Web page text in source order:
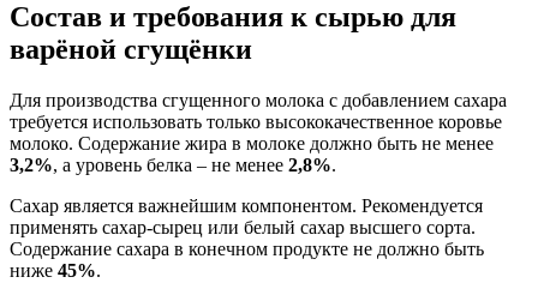
Состав и требования к сырью для
варёной сгущёнки
Для производства сгущенного молока с добавлением сахара
требуется использовать только высококачественное коровье
молоко. Содержание жира в молоке должно быть не менее
3,2%, а уровень белка – не менее 2,8%.
Сахар является важнейшим компонентом. Рекомендуется
применять сахар-сырец или белый сахар высшего сорта.
Содержание сахара в конечном продукте не должно быть
ниже 45%.